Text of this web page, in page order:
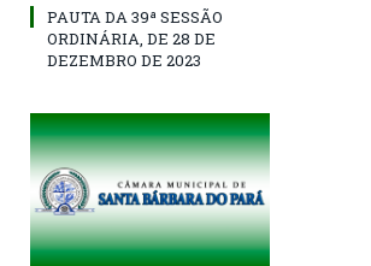
PAUTA DA 39ª SESSÃO
ORDINÁRIA, DE 28 DE
DEZEMBRO DE 2023